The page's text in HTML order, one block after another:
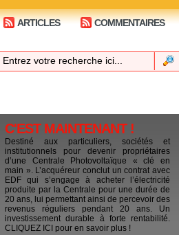
ARTICLES COMMENTAIRES
C'EST MAINTENANT !
Destiné aux particuliers, sociétés et
institutionnels pour devenir propriétaires
d’une Centrale Photovoltaïque « clé en
main ». L’acquéreur conclut un contrat avec
EDF qui s’engage à acheter l’électricité
produite par la Centrale pour une durée de
20 ans, lui permettant ainsi de percevoir des
revenus réguliers pendant 20 ans. Un
investissement durable à forte rentabilité.
CLIQUEZ ICI pour en savoir plus !